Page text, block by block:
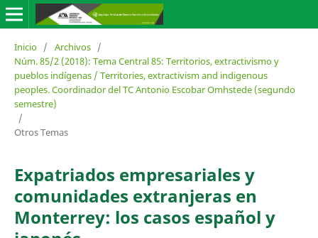
Inicio / Archivos /
Núm. 85/2 (2018): Tema Central 85: Territorios, extractivismo y
pueblos indígenas / Territories, extractivism and indigenous
peoples. Coordinador del TC Antonio Escobar Omhstede (segundo
semestre)
/
Otros Temas
Expatriados empresariales y
comunidades extranjeras en
Monterrey: los casos español y